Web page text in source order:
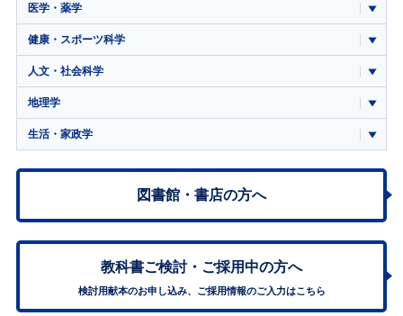
医学・薬学
健康・スポーツ科学
人文・社会科学
地理学
生活・家政学
図書館・書店の方へ
教科書ご検討・ ご採用中の方へ
検討用献本のお申し込み、ご採用情報のご入力はこちら